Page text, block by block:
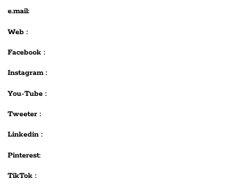
e.mail:
Web :
Facebook :
Instagram :
You-Tube :
Tweeter :
Linkedin :
Pinterest:
TikTok :